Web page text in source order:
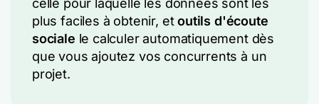
celle pour laquelle les données sont les
plus faciles à obtenir, etoutils d'écoute
sociale le calculer automatiquement dès
que vous ajoutez vos concurrents à un
projet.